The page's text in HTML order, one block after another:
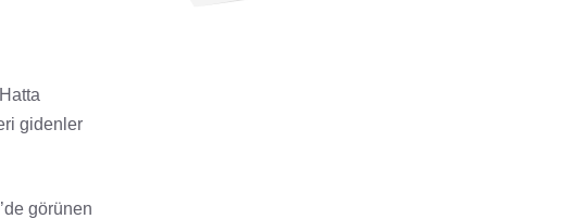
gidenler
görünen